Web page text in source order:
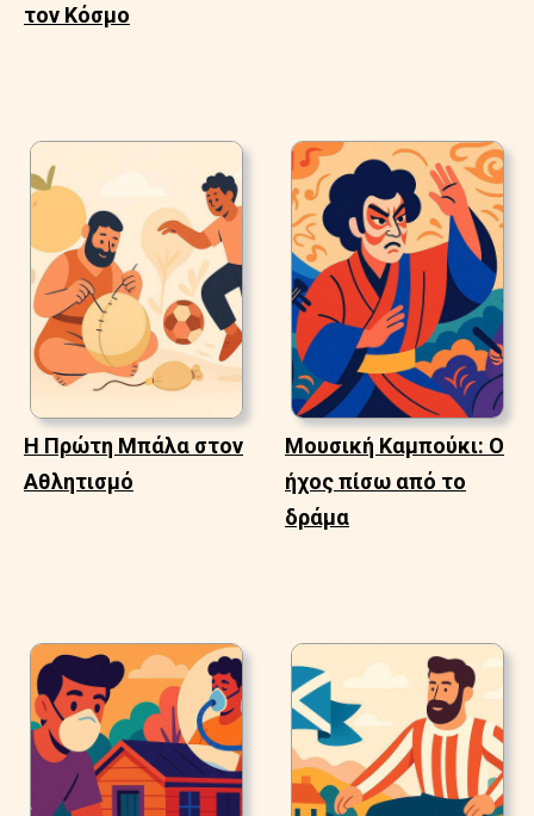
τον Κόσμο
Η Πρώτη Μπάλα στον
Αθλητισμό
Μουσική Καμπούκι: Ο
ήχος πίσω από το
δράμα